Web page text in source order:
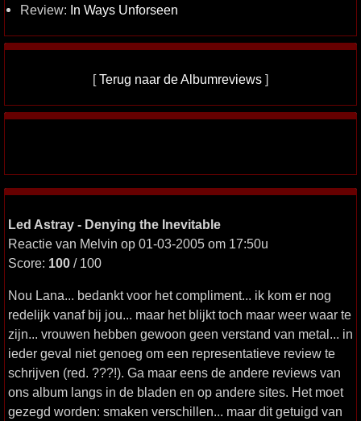
Review: In Ways Unforseen
[Terug naar de Albumreviews ]
Led Astray - Denying the Inevitable
Reactie van Melvin op 01-03-2005 om 17:50u
Score: 100 / 100
Nou Lana... bedankt voor het compliment... ik kom er nog
redelijk vanaf bij jou... maar het blijkt toch maar weer waar te
zijn... vrouwen hebben gewoon geen verstand van metal... in
ieder geval niet genoeg om een representatieve review te
schrijven (red. ???!). Ga maar eens de andere reviews van
ons album langs in de bladen en op andere sites. Het moet
gezegd worden: smaken verschillen... maar dit getuigd van